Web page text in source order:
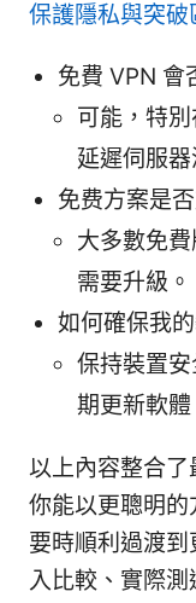
保護隱私與突破
免費 VPN 會
可能，特
延遲伺服器
免费方案是
大多數免
需要升級。
如何確保我
保持裝置
期更新軟體
以上內容整合
你能以更聰明
要時順利過渡
入比較、實際